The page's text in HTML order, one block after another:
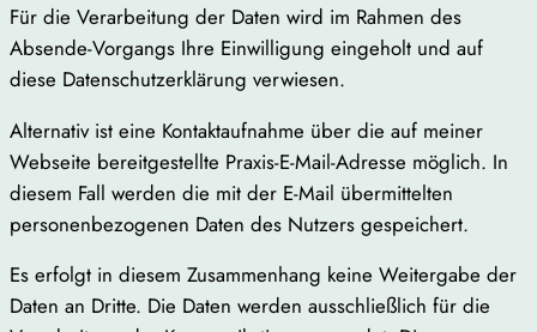
Für die Verarbeitung der Daten wird im Rahmen des
Absende-Vorgangs Ihre Einwilligung eingeholt und auf
diese Datenschutzerklärung verwiesen.
Alternativ ist eine Kontaktaufnahme über die auf meiner
Webseite bereitgestellte Praxis-E-Mail-Adresse möglich. In
diesem Fall werden die mit der E-Mail übermittelten
personenbezogenen Daten des Nutzers gespeichert.
Es erfolgt in diesem Zusammenhang keine Weitergabe der
Daten an Dritte. Die Daten werden ausschließlich für die